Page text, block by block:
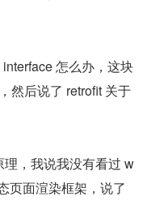
怎么办，这块
然后说了 retrofit 关于
，我说我没有看过 w
页面渲染框架，说了